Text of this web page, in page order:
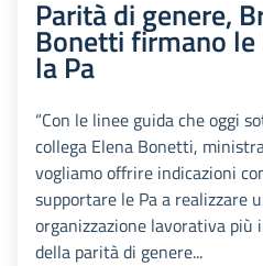
Parità di genere,
Bonetti firmano
la Pa
“Con le linee guida che oggi
collega Elena Bonetti,
vogliamo offrire indicazioni
supportare le Pa a realizzare
organizzazione lavorativa più
della parità di genere...